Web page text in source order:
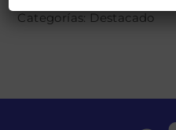
Categorías: Destacado